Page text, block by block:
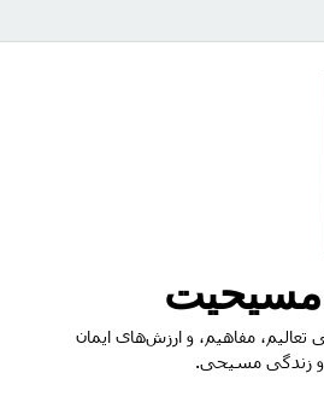
مسیحیت
مفاهیم، و ارزش‌های ایمان
زندگی مسیحی.